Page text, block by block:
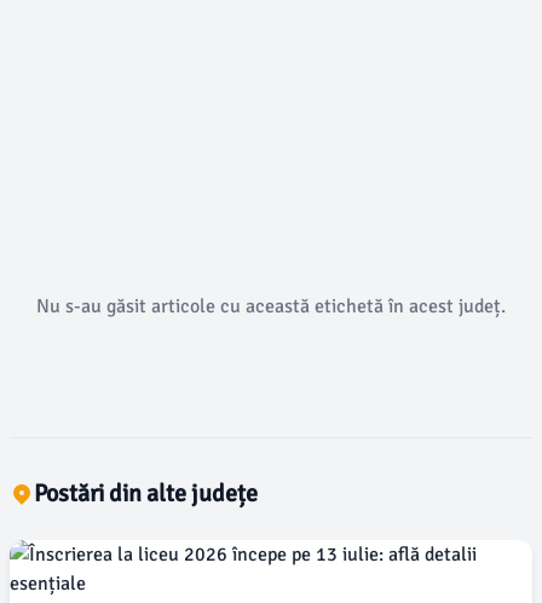
Nu s-au găsit articole cu această etichetă în acest județ.
Postări din alte județe